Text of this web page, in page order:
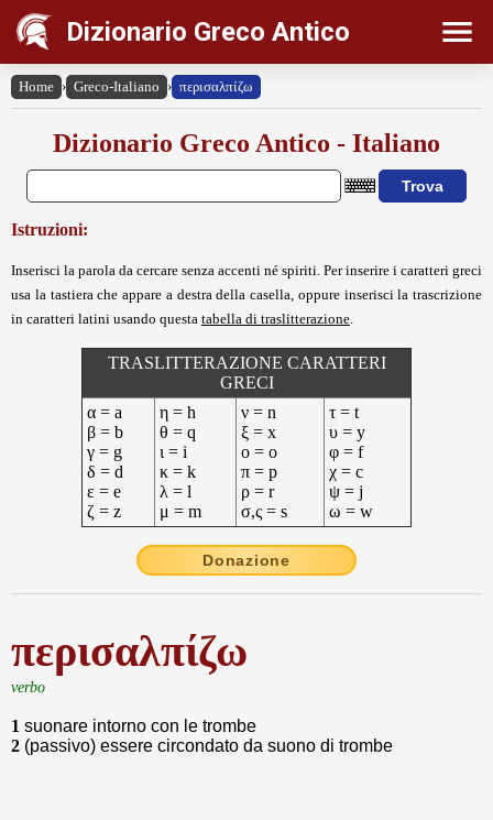
Dizionario Greco Antico
Home › Greco-Italiano › περισαλπίζω
Dizionario Greco Antico - Italiano
Istruzioni:
Inserisci la parola da cercare senza accenti né spiriti. Per inserire i caratteri greci
usa la tastiera che appare a destra della casella, oppure inserisci la trascrizione
in caratteri latini usando questa tabella di traslitterazione
TRASLITTERAZIONE CARATTERI
GRECI
α = a
β = b
γ = g
δ = d
ε = e
ζ = z
η = h
θ = q
ι = i
κ = k
λ = l
μ = m
ν = n
ξ = x
ο = o
π = p
ρ = r
σ,ς = s
τ = t
υ = y
φ = f
χ = c
ψ = j
ω = w
Donazione
περισαλπίζω
verbo
1 suonare intorno con le trombe
2 (passivo) essere circondato da suono di trombe